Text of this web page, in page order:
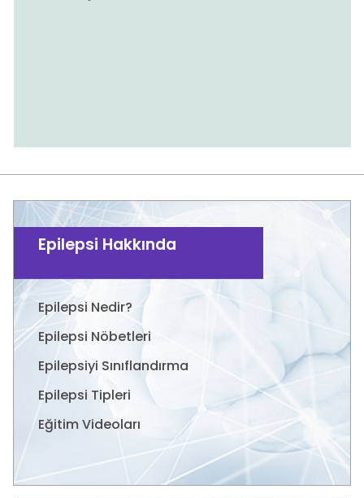
Epilepsi Hakkında
Epilepsi Nedir?
Epilepsi Nöbetleri
Epilepsiyi Sınıflandırma
Epilepsi Tipleri
Eğitim Videoları